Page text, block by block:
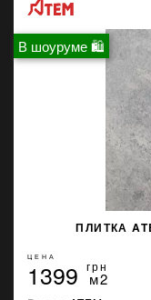
В шоуруме 🛍
ПЛИТКА
ЦЕНА
1399 грн
м2